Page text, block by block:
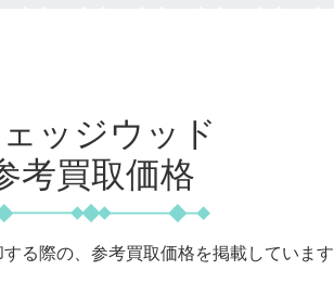
ッジウッド
考買取価格
る際の、参考買取価格を掲載していま